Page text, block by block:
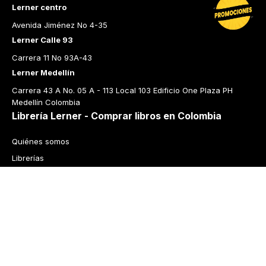
Lerner centro
Avenida Jiménez No 4-35
Lerner Calle 93
Carrera 11 No 93A-43
Lerner Medellín
Carrera 43 A No. 05 A - 113 Local 103 Edificio One Plaza PH
Medellín Colombia
Librería Lerner - Comprar libros en Colombia
Quiénes somos
Librerías